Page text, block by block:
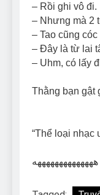
– Rồi ghi vô đi.
– Nhưng mà 2
– Tao cũng
– Đây là từ lai
– Uhm, có lấy
Thằng bạn gật
“Thể loại nhạc
ههههههههههههههه